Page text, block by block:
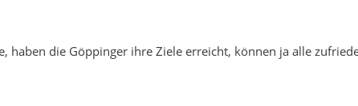
haben die Göppinger ihre Ziele erreicht, können ja alle